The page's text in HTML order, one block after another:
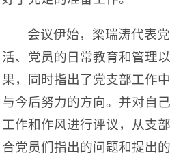
会议伊始，梁瑞涛代表
活、党员的日常教育和管理
果，同时指出了党支部工作
与今后努力的方向。并对自
工作和作风进行评议，从支
合党员们指出的问题和提出